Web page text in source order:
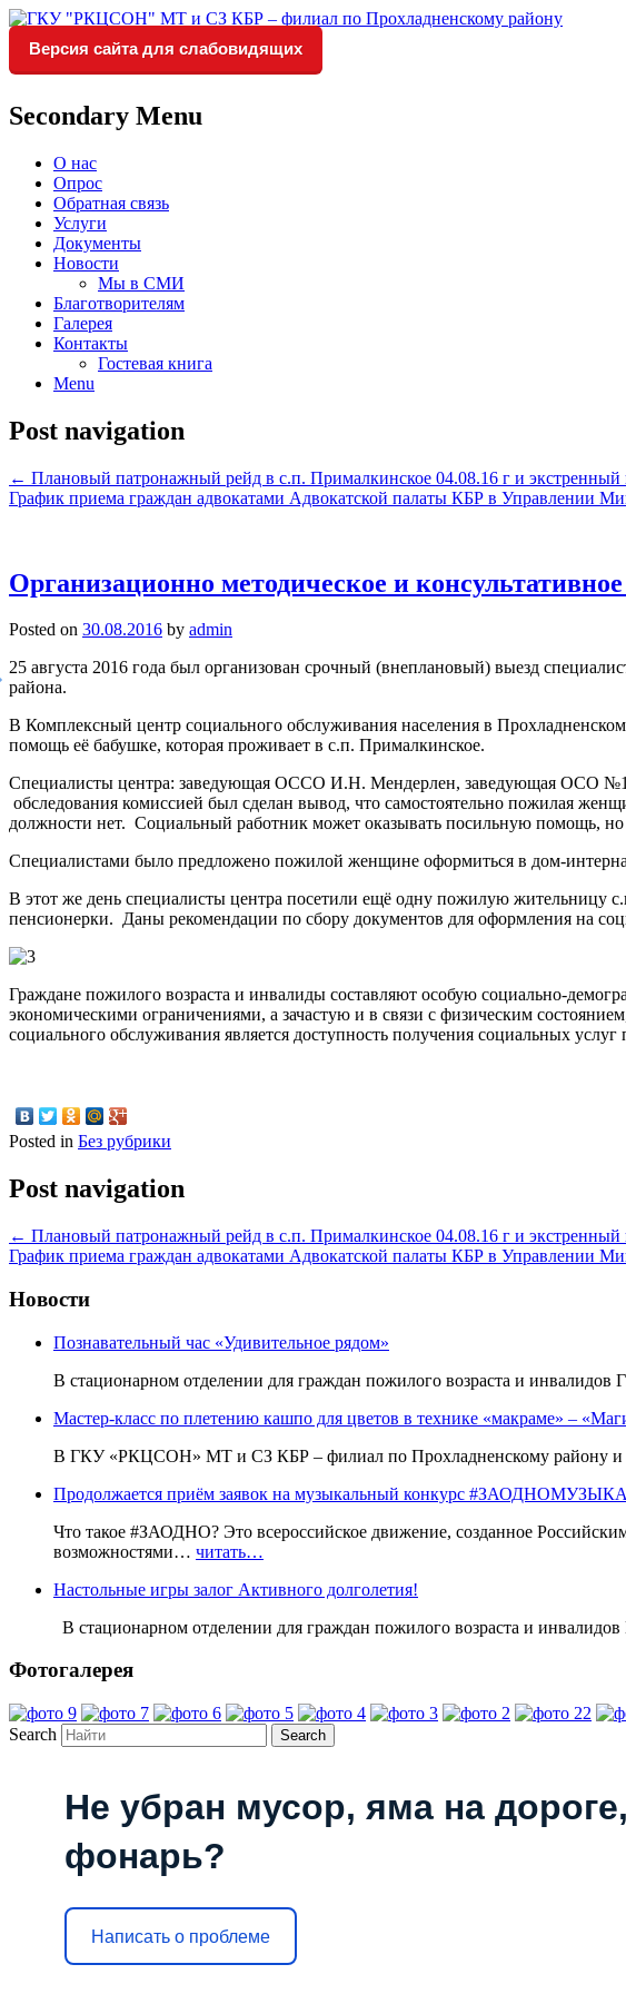
ГКУ "РКЦСОН" МТ и СЗ КБР –
Социальное обслуживание в Прохладненском
Версия сайта для слабовидящих
Secondary Menu
О нас
Опрос
Обратная связь
Услуги
Документы
Новости
Мы в СМИ
Благотворителям
Галерея
Контакты
Гостевая книга
Menu
Post navigation
← Плановый патронажный рейд в с.п. Прималкинское 04.08.16 г и экстренный
График приема граждан адвокатами Адвокатской палаты КБР в Управлении
Организационно методическое и консультативное
Posted on 30.08.2016 by admin
25 августа 2016 года был организован срочный (внеплановый) выезд
района.
В Комплексный центр социального обслуживания населения в
помощь её бабушке, которая проживает в с.п. Прималкинское.
Специалисты центра: заведующая ОССО И.Н. Мендерлен, заведующая ОСО
обследования комиссией был сделан вывод, что самостоятельно пожилая
должности нет. Социальный работник может оказывать посильную помощь,
Специалистами было предложено пожилой женщине оформиться в дом-
В этот же день специалисты центра посетили ещё одну пожилую
пенсионерки. Даны рекомендации по сбору документов для оформления на
Граждане пожилого возраста и инвалиды составляют особую социально-
экономическими ограничениями, а зачастую и в связи с физическим
социального обслуживания является доступность получения социальных
Posted in Без рубрики
Post navigation
← Плановый патронажный рейд в с.п. Прималкинское 04.08.16 г и экстренный
График приема граждан адвокатами Адвокатской палаты КБР в Управлении
Новости
Познавательный час «Удивительное рядом»
В стационарном отделении для граждан пожилого возраста и
Мастер-класс по плетению кашпо для цветов в технике «макраме» –
В ГКУ «РКЦСОН» МТ и СЗ КБР – филиал по Прохладненскому району и
Продолжается приём заявок на музыкальный конкурс
Что такое #ЗАОДНО? Это всероссийское движение, созданное
возможностями… читать…
Настольные игры залог Активного долголетия!
В стационарном отделении для граждан пожилого возраста и
Фотогалерея
Search
Не убран мусор, яма на
фонарь?
Написать о проблеме